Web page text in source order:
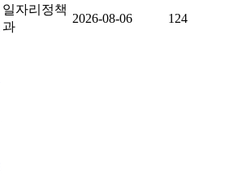
일자리정책
과
2026-08-06 124